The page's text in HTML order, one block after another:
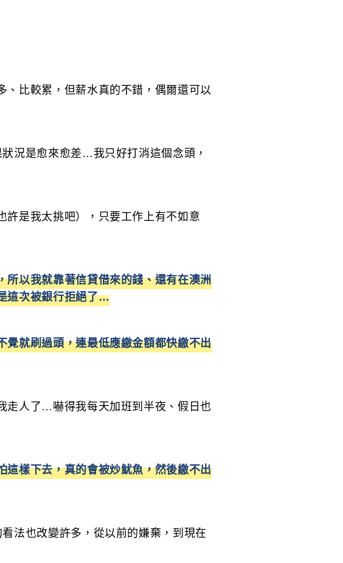
比較累，但薪水真的不錯，偶爾還可以
況是愈來愈差…我只好打消這個念頭，
許是我太挑吧），只要工作上有不如意
所以我就靠著信貸借來的錢、還有在澳洲
這次被銀行拒絕了…
覺就刷過頭，連最低應繳金額都快繳不出
走人了…嚇得我每天加班到半夜、假日也
這樣下去，真的會被炒魷魚，然後繳不出
法也改變許多，從以前的嫌棄，到現在